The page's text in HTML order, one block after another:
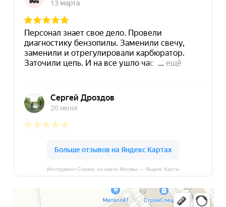
Инструмент-Сервис на карте Москвы — Яндекс Карты